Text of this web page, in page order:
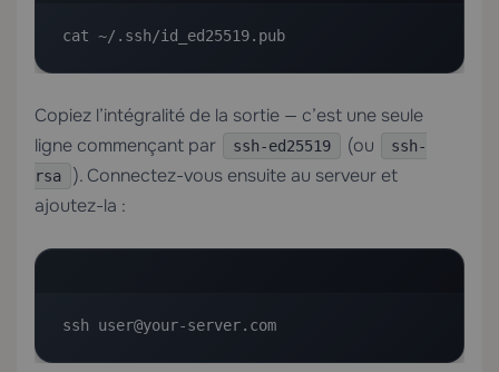
cat ~/.ssh/id_ed25519.pub
Copiez l’intégralité de la sortie — c’est une seule
ligne commençant par
ssh-ed25519 (ou
ssh-
rsa
). Connectez-vous ensuite au serveur et
ajoutez-la :
ssh user@your-server.com